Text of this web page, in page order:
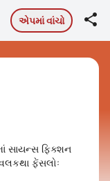
એપમાં વાંચો 
સાયન્સ ફિક્શન
ફેંસલોઃ